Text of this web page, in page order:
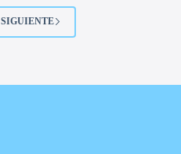
SIGUIENTE